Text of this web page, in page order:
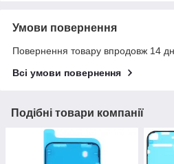
Умови повернення
Повернення товару впродовж 14
Всі умови повернення
Подібні товари компанії